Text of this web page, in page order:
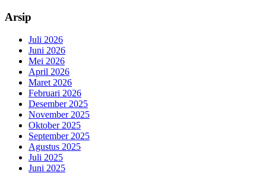
Arsip
Juli 2026
Juni 2026
Mei 2026
April 2026
Maret 2026
Februari 2026
Desember 2025
November 2025
Oktober 2025
September 2025
Agustus 2025
Juli 2025
Juni 2025